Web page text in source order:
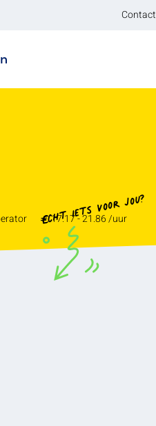
Contact
17.17 - 21.86 /uur
Echt iets voor jou?